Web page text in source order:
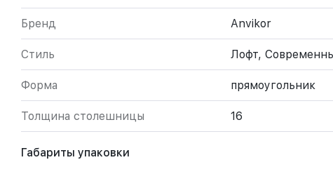
Бренд Anvikor
Стиль Лофт,
Форма прямоугольник
Толщина столешницы 16
Габариты упаковки